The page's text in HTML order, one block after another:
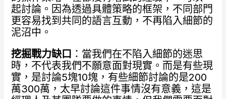
起討論。因為透過具體策略的框架，不同部門
更容易找到共同的語言互動，不再陷入細節的
泥沼中。
挖掘戰力缺口 ：當我們在不陷入細節的迷思
時，不代表我們不願意面對現實。而是有些現
實，是討論5塊10塊，有些細節討論的是200
萬300萬，太早討論這件事情沒有意義，這是